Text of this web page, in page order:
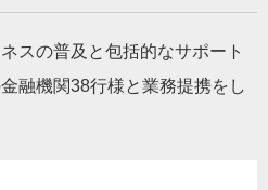
スの普及と包括的なサポート
融機関38行様と業務提携をし